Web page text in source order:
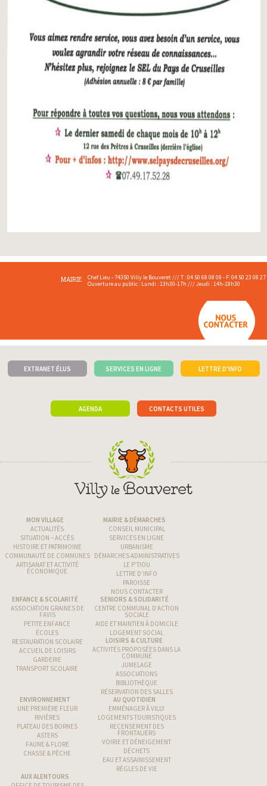
MAIRIE
Chef Lieu - 74350 Villy le Bouveret /// T : 04 50 68 08 09 - F: 04 50 23 08 27
Ouverture au public : Lundi : 13h30-17h /// Jeudi : 14h-18h30
EXTRANET ÉLUS SERVICES EN LIGNE LETTRE D'INFO
AGENDA CONTACTS UTILES
MON VILLAGE
ACTUALITÉS
SITUATION – ACCÈS
HISTOIRE ET PATRIMOINE
COMMUNAUTÉ DE COMMUNES
ARTISANAT ET ACTIVITÉ
ÉCONOMIQUE
MAIRIE & DÉMARCHES
CONSEIL MUNICIPAL
SERVICES EN LIGNE
URBANISME
DÉMARCHES ADMINISTRATIVES
LE P’TIOU
LETTRE D’INFO
PAROISSE
NOUS CONTACTER
ENFANCE & SCOLARITÉ
ASSOCIATION GRAINES DE
FAVIS
PETITE ENFANCE
ÉCOLES
RESTAURATION SCOLAIRE
ACCUEIL DE LOISIRS
GARDERIE
TRANSPORT SCOLAIRE
SENIORS & SOLIDARITÉ
CENTRE COMMUNAL D’ACTION
SOCIALE
AIDE ET MAINTIEN À DOMICILE
LOGEMENT SOCIAL
LOISIRS & CULTURE
ACTIVITÉS PROPOSÉES DANS LA
COMMUNE
JUMELAGE
ASSOCIATIONS
BIBLIOTHÈQUE
RÉSERVATION DES SALLES
ENVIRONNEMENT
UNE PREMIÈRE FLEUR
RIVIÈRES
PLATEAU DES BORNES
ASTERS
FAUNE & FLORE
CHASSE & PÊCHE
AU QUOTIDIEN
EMMÉNAGER À VILLY
LOGEMENTS TOURISTIQUES
RECENSEMENT DES
FRONTALIERS
VOIRIE ET DÉNEIGEMENT
DÉCHETS
EAU ET ASSAINISSEMENT
RÈGLES DE VIE
AUX ALENTOURS